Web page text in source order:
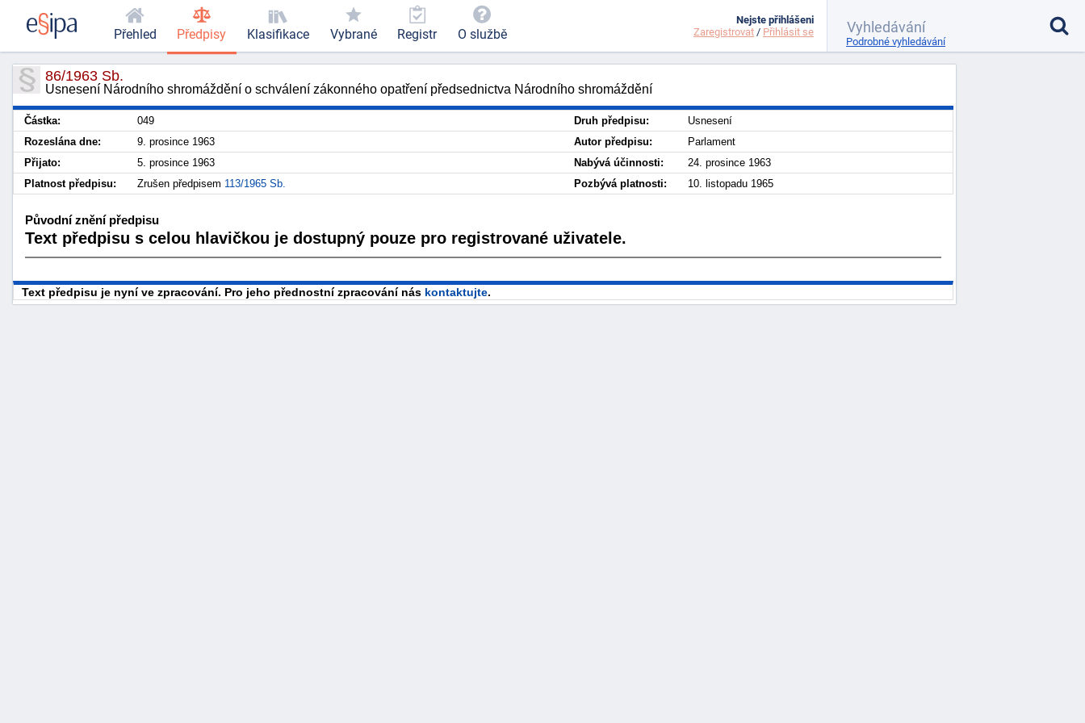
86/1963 Sb.
Usnesení Národního shromáždění o schválení zákonného opatření předsednictva Národního shromáždění
Částka: 049 Druh předpisu:
Usnesení
Rozeslána dne:
9. prosince 1963 Autor předpisu:
Parlament
Přijato:
5. prosince 1963 Nabývá účinnosti:
24. prosince 1963
Platnost předpisu:
Zrušen předpisem 113/1965 Sb. Pozbývá platnosti: 10. listopadu 1965
Původní znění předpisu
Text předpisu s celou hlavičkou je dostupný pouze pro registrované uživatele.
Text předpisu je nyní ve zpracování. Pro jeho přednostní zpracování nás kontaktujte.
Přehled Předpisy Klasifikace Vybrané Registr O službě
Nejste přihlášeni
Zaregistrovat / Přihlásit se
Podrobné vyhledávání